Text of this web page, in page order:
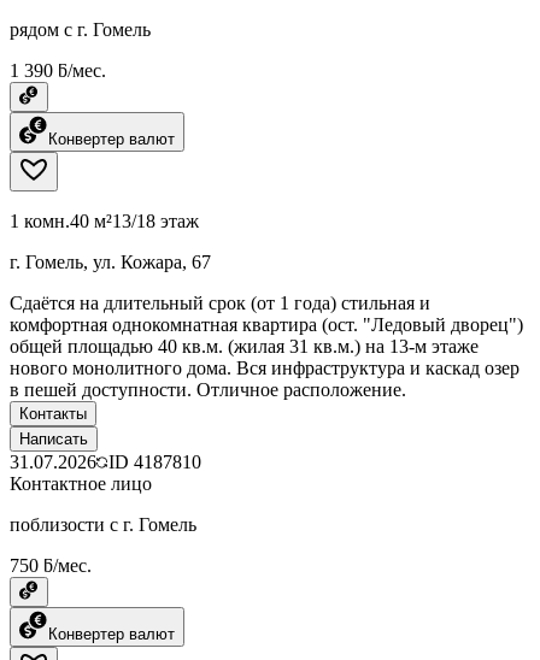
рядом с г. Гомель
1 390 ƃ/мес.
Конвертер валют
1 комн.40 м²13/18 этаж
г. Гомель, ул. Кожара, 67
Сдаётся на длительный срок (от 1 года) стильная и
комфортная однокомнатная квартира (ост. "Ледовый дворец")
общей площадью 40 кв.м. (жилая 31 кв.м.) на 13-м этаже
нового монолитного дома. Вся инфраструктура и каскад озер
в пешей доступности. Отличное расположение.
Контакты
Написать
31.07.2026 ID 4187810
Контактное лицо
поблизости с г. Гомель
750 ƃ/мес.
Конвертер валют